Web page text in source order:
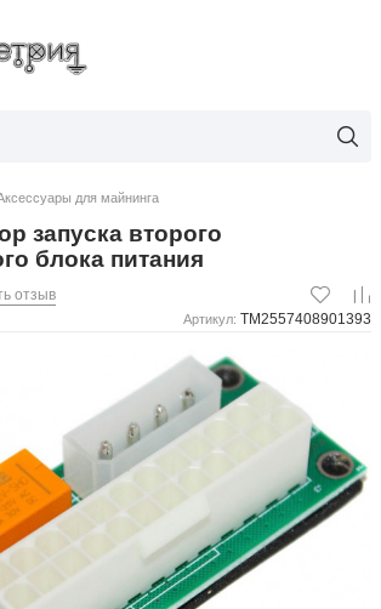
для майнинга
запуска второго
блока питания
отзыв
Артикул: TM2557408901393